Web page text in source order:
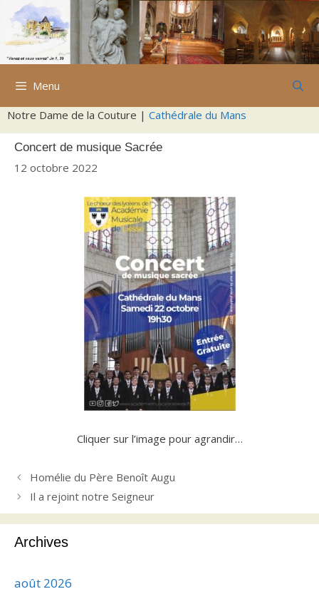
Aller
contenu
Menu
Notre Dame de la Couture | Cathédrale du Mans
Concert de musique Sacrée
12 octobre 2022
Cliquer sur l’image pour agrandir…
Homélie du Père Benoît Augu
Il a rejoint notre Seigneur
Archives
août 2026